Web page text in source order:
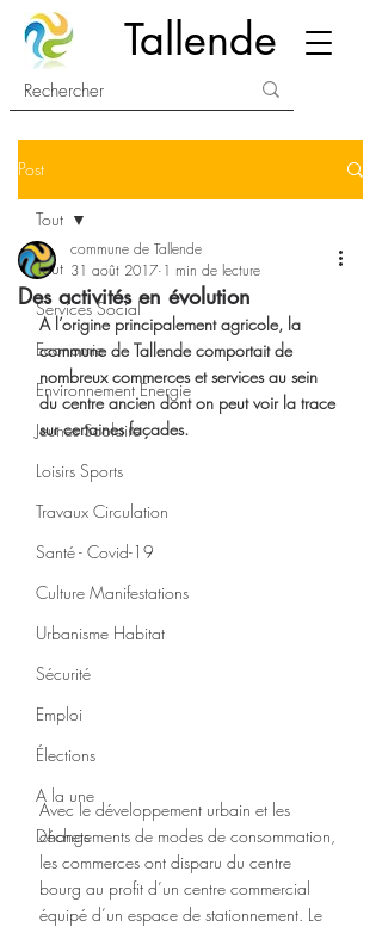
Tallende
Post
Tout
Services Social
Economie
Environnement Energie
Jeunes Scolaire
Loisirs Sports
Travaux Circulation
Santé - Covid-19
Culture Manifestations
Urbanisme Habitat
Sécurité
Emploi
Élections
A la une
Déchets
Tout
Des activités en évolution
commune de Tallende
31 août 2017 1 min de lecture
A l’origine principalement agricole, la
commune de Tallende comportait de
nombreux commerces et services au sein
du centre ancien dont on peut voir la trace
sur certaines façades.
Avec le développement urbain et les
changements de modes de consommation,
les commerces ont disparu du centre
bourg au profit d’un centre commercial
équipé d’un espace de stationnement. Le